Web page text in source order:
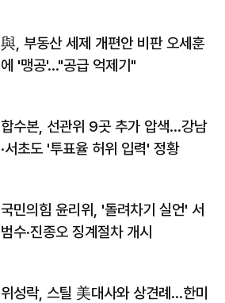
與, 부동산 세제 개편안 비판 오세훈
에 '맹공'…"공급 억제기"
합수본, 선관위 9곳 추가 압색…강남
·서초도 '투표율 허위 입력' 정황
국민의힘 윤리위, '돌려차기 실언' 서
범수·진종오 징계절차 개시
위성락, 스틸 美대사와 상견례…한미